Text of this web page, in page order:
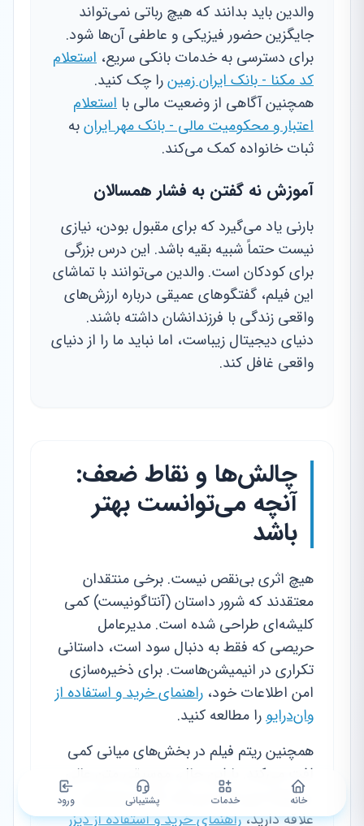
والدین باید بدانند که هیچ رباتی نمی‌تواند
جایگزین حضور فیزیکی و عاطفی آن‌ها شود.
برای دسترسی به خدمات بانکی سریع، استعلام
کد مکنا - بانک ایران زمینرا چک کنید.
همچنین آگاهی از وضعیت مالی با استعلام
اعتبار و محکومیت مالی - بانک مهر ایرانبه
ثبات خانواده کمک می‌کند.
آموزش نه گفتن به فشار همسالان
بارنی یاد می‌گیرد که برای مقبول بودن، نیازی
نیست حتماً شبیه بقیه باشد. این درس بزرگی
برای کودکان است. والدین می‌توانند با تماشای
این فیلم، گفتگوهای عمیقی درباره ارزش‌های
واقعی زندگی با فرزندانشان داشته باشند.
دنیای دیجیتال زیباست، اما نباید ما را از دنیای
واقعی غافل کند.
چالش‌ها و نقاط ضعف:
آنچه می‌توانست بهتر
باشد
هیچ اثری بی‌نقص نیست. برخی منتقدان
معتقدند که شرور داستان (آنتاگونیست) کمی
کلیشه‌ای طراحی شده است. مدیرعامل
حریصی که فقط به دنبال سود است، داستانی
تکراری در انیمیشن‌هاست. برای ذخیره‌سازی
امن اطلاعات خود، راهنمای خرید و استفاده از
وان‌درایورا مطالعه کنید.
همچنین ریتم فیلم در بخش‌های میانی کمی
افت می‌کند. با این حال، موسیقی متن عالی
می‌تواند این خلا را پر کند. اگر به موسیقی
علاقه دارید،راهنمای خرید و استفاده از دیزر
خانه خدمات پشتیبانی ورود